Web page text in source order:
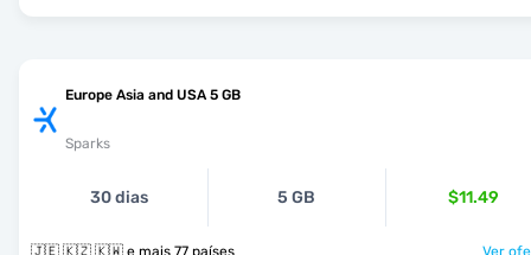
Europe Asia and USA 5 GB
Sparks
30 dias 5 GB $11.49
🇯🇪 🇰🇿 🇰🇼 e mais 77 países Ver